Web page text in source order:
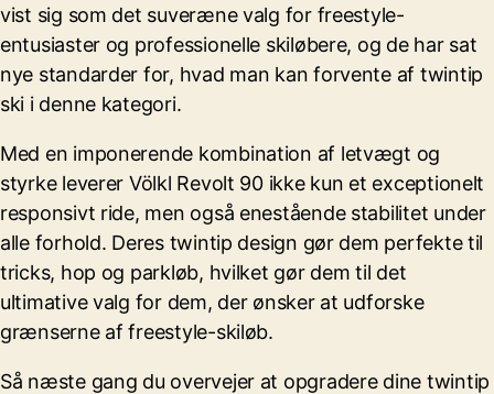
vist sig som det suveræne valg for freestyle-
entusiaster og professionelle skiløbere, og de har sat
nye standarder for, hvad man kan forvente af twintip
ski i denne kategori.
Med en imponerende kombination af letvægt og
styrke leverer Völkl Revolt 90 ikke kun et exceptionelt
responsivt ride, men også enestående stabilitet under
alle forhold. Deres twintip design gør dem perfekte til
tricks, hop og parkløb, hvilket gør dem til det
ultimative valg for dem, der ønsker at udforske
grænserne af freestyle-skiløb.
Så næste gang du overvejer at opgradere dine twintip